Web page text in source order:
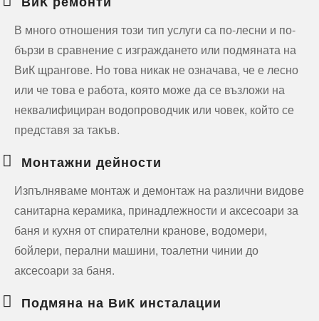
В много отношения този тип услуги са по-лесни и по-
бързи в сравнение с изграждането или подмяната на
ВиК щрангове. Но това никак не означава, че е лесно
или че това е работа, която може да се възложи на
неквалифициран водопроводчик или човек, който се
представя за такъв.
Монтажни дейности
Изпълняваме монтаж и демонтаж на различни видове
санитарна керамика, принадлежности и аксесоари за
баня и кухня от спирателни кранове, водомери,
бойлери, перални машини, тоалетни чинии до
аксесоари за баня.
Подмяна на ВиК инсталации